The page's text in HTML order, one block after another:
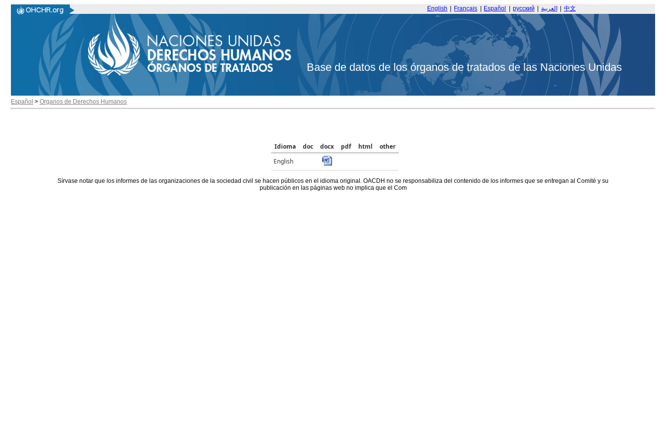
English Français Español русский العربية 中文
Base de datos de los órganos de tratados de las Naciones Unidas
Español > Organos de Derechos Humanos
Idioma doc docx pdf html
other
English
Sírvase notar que los informes de las organizaciones de la sociedad civil se hacen públicos en el idioma original. OACDH no se responsabiliza del contenido de los informes que se entregan al Comité y su
publicación en las páginas web no implica que el Com